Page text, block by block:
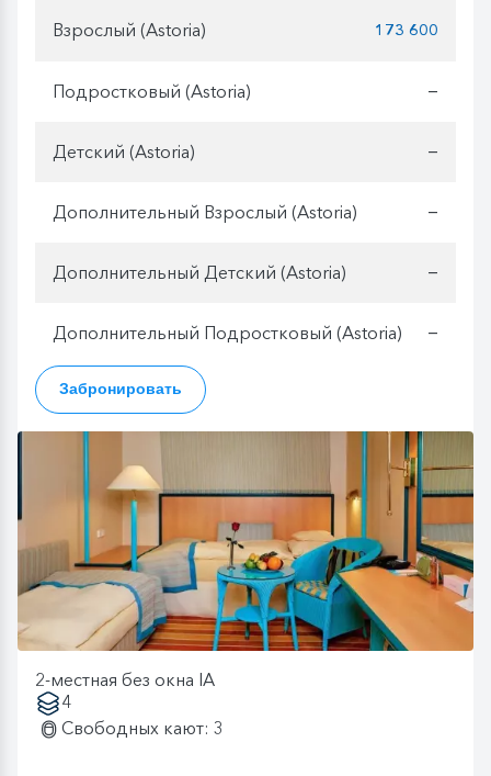
Взрослый (Astoria) 173 600
Подростковый (Astoria) —
Детский (Astoria) —
Дополнительный Взрослый (Astoria) —
Дополнительный Детский (Astoria) —
Дополнительный Подростковый (Astoria) —
Забронировать
2-местная без окна IA
4
Свободных кают: 3